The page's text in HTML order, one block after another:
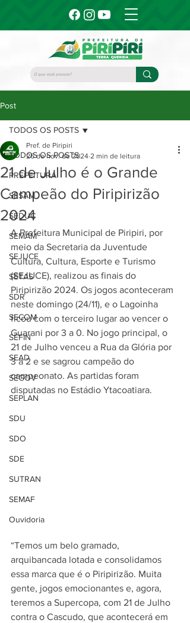
Post
TODOS OS POSTS
PREFEITURA
SESAM
SEDUC
SEMAM
SEJUCE
SETAS
SDR
SECOM
SEFIN
SEAD
SEGOV
SEPLAN
SDU
SDO
SDE
SUTRAN
SEMAF
Ouvidoria
TODOS OS POSTS
21 de Julho é o Grande
Campeão do Piripirizão
2024
Pref. de Piripiri
26 de nov. de 2024 2 min de leitura
A Prefeitura Municipal de Piripiri, por
meio da Secretaria da Juventude
Cultura, Cultura, Esporte e Turismo
(SEJUCE), realizou as finais do
Piripirizão 2024. Os jogos aconteceram
neste domingo (24/11), e o Lagoinha
ficou com o terceiro lugar ao vencer o
Guarani por 3 a 0. No jogo principal, o
21 de Julho venceu a Rua da Glória por
3 a 2 e se sagrou campeão do
campeonato. As partidas foram
disputadas no Estádio Ytacoatiara.
“Temos um belo gramado,
arquibancada lotada e consolidamos
essa marca que é o Piripirizão. Muita
gente, jogos emocionantes e, agora,
teremos a Supercopa, com 21 de Julho
contra o Cascudo, que acontecerá em